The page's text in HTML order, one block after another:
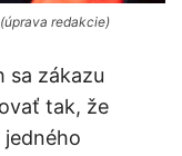
redakcie)
sa zákazu
tak, že